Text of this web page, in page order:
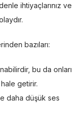
ihtiyaçlarınız ve
bazıları:
bu da onları
getirir.
daha düşük ses